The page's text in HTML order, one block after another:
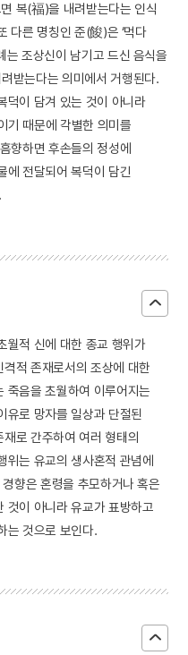
복(福)을 내려받는다는 인식
다른 명칭인 준(餕)은 ‘먹다
는 조상신이 남기고 드신 음식을
받는다는 의미에서 거행된다.
덕이 담겨 있는 것이 아니라
기 때문에 각별한 의미를
향하면 후손들의 정성에
에 전달되어 복덕이 담긴
월적 신에 대한 종교 행위가
적 존재로서의 조상에 대한
죽음을 초월하여 이루어지는
유로 망자를 일상과 단절된
로 간주하여 여러 형태의
위는 유교의 생사혼적 관념에
향은 혼령을 추모하거나 혹은
것이 아니라 유교가 표방하고
는 것으로 보인다.